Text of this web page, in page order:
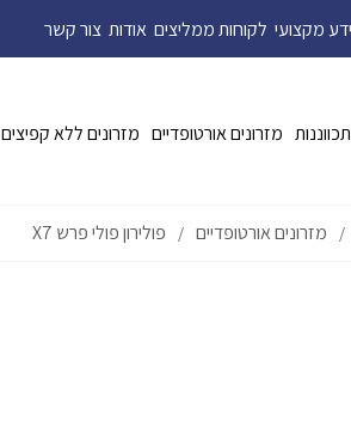
מקצועי לקוחות ממליצים אודות צור קשר
מזרונים אורטופדיים מזרונים ללא קפיצים
/ מזרונים אורטופדיים / פולירון פולי פרש X7